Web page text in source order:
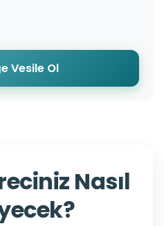
Vesile Ol
Nasıl